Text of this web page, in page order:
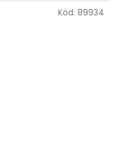
Kód: 89934